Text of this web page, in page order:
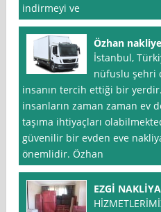
indirmeyi ve
Özhan nakliye
İstanbul,
nüfuslu şehri
insanın tercih ettiği bir
insanların zaman zaman ev
taşıma ihtiyaçları
güvenilir bir evden eve
önemlidir. Özhan
EZGİ